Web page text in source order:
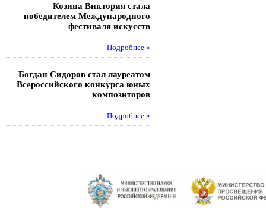
Козина Виктория стала
победителем Международного
фестиваля искусств
Подробнее »
Богдан Сидоров стал лауреатом
Всероссийского конкурса юных
композиторов
Подробнее »